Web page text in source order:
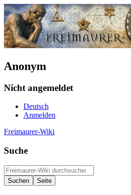
Anonym
Nicht angemeldet
Deutsch
Anmelden
Freimaurer-Wiki
Suche